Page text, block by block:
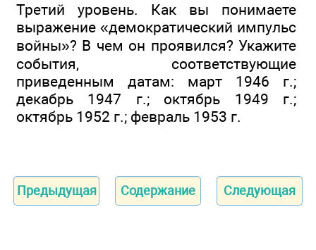
Третий уровень. Как вы понимаете
выражение «демократический импульс
войны»? В чем он проявился? Укажите
события, соответствующие
приведенным датам: март 1946 г.;
декабрь 1947 г.; октябрь 1949 г.;
октябрь 1952 г.; февраль 1953 г.
Предыдущая Содержание Следующая